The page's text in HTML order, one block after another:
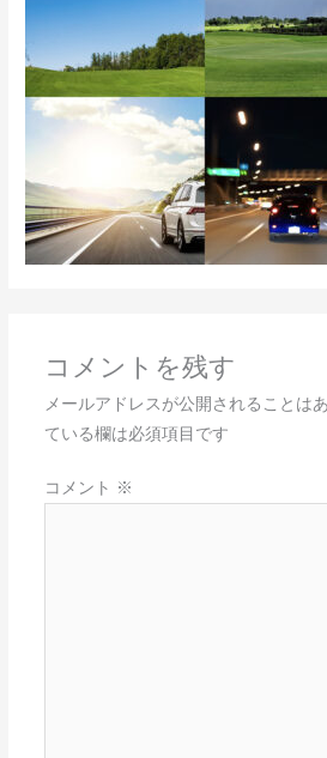
コメントを残す
メールアドレスが公開されることはあ
ている欄は必須項目です
コメント ※